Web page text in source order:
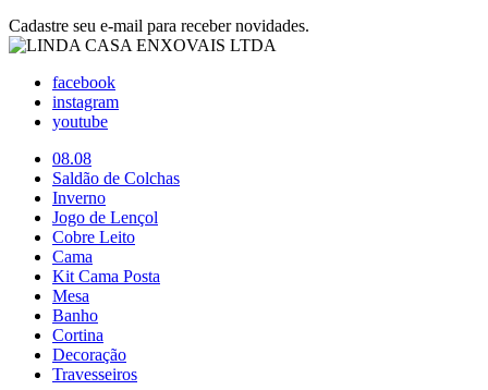
Cadastre seu e-mail para receber novidades.
facebook
instagram
youtube
08.08
Saldão de Colchas
Inverno
Jogo de Lençol
Cobre Leito
Cama
Kit Cama Posta
Mesa
Banho
Cortina
Decoração
Travesseiros